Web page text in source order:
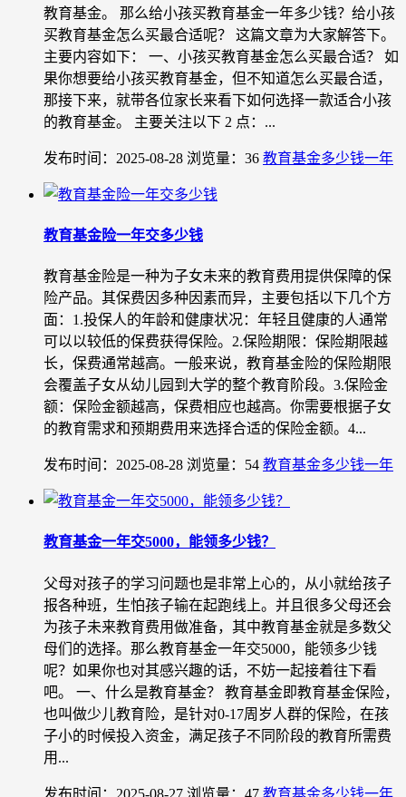
教育基金。 那么给小孩买教育基金一年多少钱？给小孩
买教育基金怎么买最合适呢？ 这篇文章为大家解答下。
主要内容如下： 一、小孩买教育基金怎么买最合适？ 如
果你想要给小孩买教育基金，但不知道怎么买最合适，
那接下来，就带各位家长来看下如何选择一款适合小孩
的教育基金。 主要关注以下 2 点：...
发布时间：2025-08-28 浏览量：36 教育基金多少钱一年
教育基金险一年交多少钱
教育基金险是一种为子女未来的教育费用提供保障的保
险产品。其保费因多种因素而异，主要包括以下几个方
面：1.投保人的年龄和健康状况：年轻且健康的人通常
可以以较低的保费获得保险。2.保险期限：保险期限越
长，保费通常越高。一般来说，教育基金险的保险期限
会覆盖子女从幼儿园到大学的整个教育阶段。3.保险金
额：保险金额越高，保费相应也越高。你需要根据子女
的教育需求和预期费用来选择合适的保险金额。4...
发布时间：2025-08-28 浏览量：54 教育基金多少钱一年
教育基金一年交5000，能领多少钱？
父母对孩子的学习问题也是非常上心的，从小就给孩子
报各种班，生怕孩子输在起跑线上。并且很多父母还会
为孩子未来教育费用做准备，其中教育基金就是多数父
母们的选择。那么教育基金一年交5000，能领多少钱
呢？如果你也对其感兴趣的话，不妨一起接着往下看
吧。 一、什么是教育基金？ 教育基金即教育基金保险，
也叫做少儿教育险，是针对0-17周岁人群的保险，在孩
子小的时候投入资金，满足孩子不同阶段的教育所需费
用...
发布时间：2025-08-27 浏览量：47 教育基金多少钱一年